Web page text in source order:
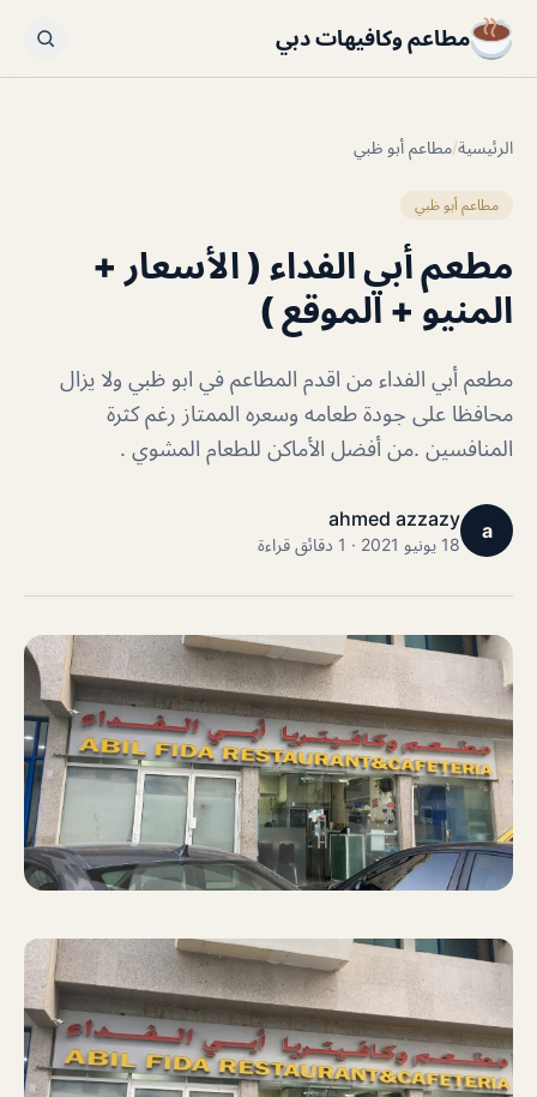
مطاعم وكافيهات دبي
الرئيسية/مطاعم أبو ظبي
مطاعم أبو ظبي
مطعم أبي الفداء ( الأسعار +
المنيو + الموقع )
مطعم أبي الفداء من اقدم المطاعم في ابو ظبي ولا يزال
محافظا على جودة طعامه وسعره الممتاز رغم كثرة
المنافسين .من أفضل الأماكن للطعام المشوي .
a
ahmed azzazy
18 يونيو 2021 · 1 دقائق قراءة